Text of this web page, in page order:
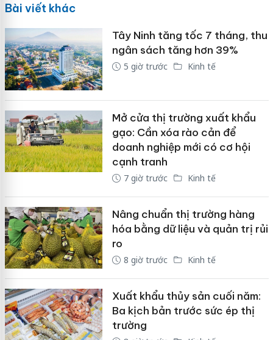
Bài viết khác
Tây Ninh tăng tốc 7 tháng, thu
ngân sách tăng hơn 39%
5 giờ trước Kinh tế
Mở cửa thị trường xuất khẩu
gạo: Cần xóa rào cản để
doanh nghiệp mới có cơ hội
cạnh tranh
7 giờ trước Kinh tế
Nâng chuẩn thị trường hàng
hóa bằng dữ liệu và quản trị rủi
ro
8 giờ trước Kinh tế
Xuất khẩu thủy sản cuối năm:
Ba kịch bản trước sức ép thị
trường